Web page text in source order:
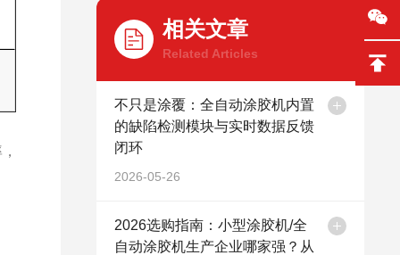
相关文章
Related Articles
不只是涂覆：全自动涂胶机内置
的缺陷检测模块与实时数据反馈
闭环
2026-05-26
2026选购指南：小型涂胶机/全
自动涂胶机生产企业哪家强？从